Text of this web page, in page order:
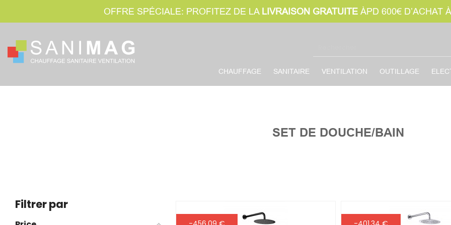
OFFRE SPÉCIALE: PROFITEZ DE LA LIVRAISON GRATUITEÀPD 600€ D’ACHAT À
CHAUFFAGE SANITAIRE VENTILATION OUTILLAGE
SET DE DOUCHE/BAIN
Filtrer par